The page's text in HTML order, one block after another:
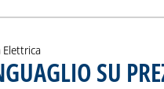
Elettrica
SU